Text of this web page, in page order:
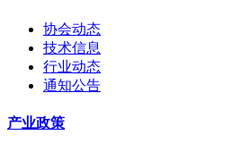
协会动态
技术信息
行业动态
通知公告
产业政策